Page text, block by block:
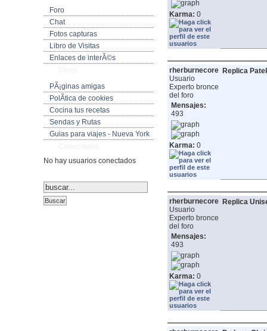
Foro
Chat
Fotos capturas
Libro de Visitas
Enlaces de interÃ©s
PÃ¡ginas amigas
PolÃ­tica de cookies
Cocina tus recetas
Sendas y Rutas
Guias para viajes - Nueva York
No hay usuarios conectados
Karma: 0
rherburnecore
Usuario
Experto bronce
del foro
Mensajes:
493
Karma: 0
Replica
rherburnecore
Usuario
Experto bronce
del foro
Mensajes:
493
Karma: 0
Replica